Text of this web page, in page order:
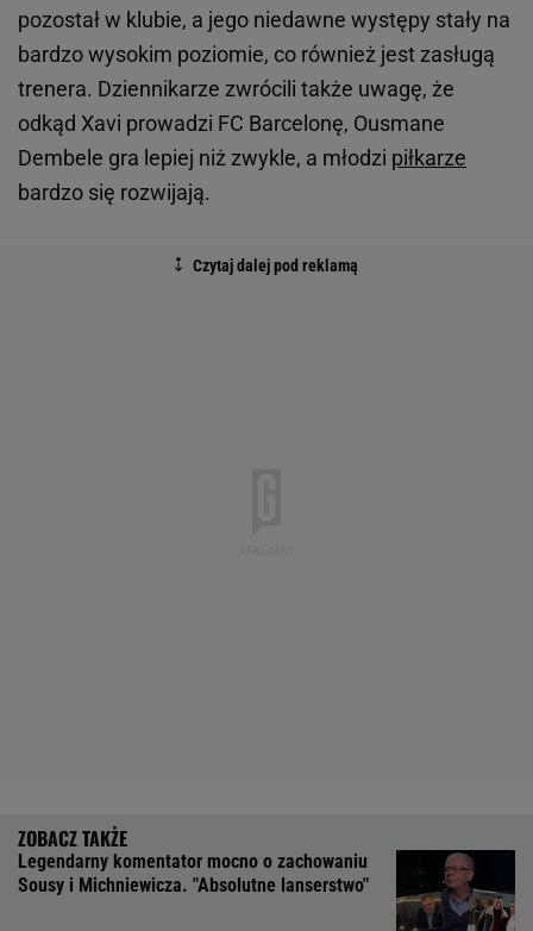
pozostał w klubie, a jego niedawne występy stały na
bardzo wysokim poziomie, co również jest zasługą
trenera. Dziennikarze zwrócili także uwagę, że
odkąd Xavi prowadzi FC Barcelonę, Ousmane
Dembele gra lepiej niż zwykle, a młodzi piłkarze
bardzo się rozwijają.
Legendarny komentator mocno o zachowaniu
Sousy i Michniewicza. "Absolutne lanserstwo"